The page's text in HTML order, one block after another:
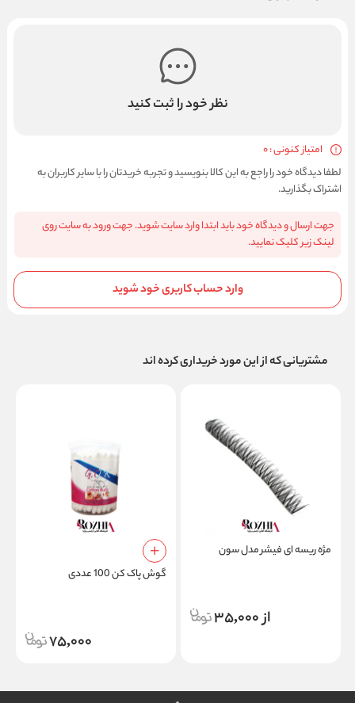
نظر خود را ثبت کنید
امتیاز کنونی : 0
لطفا دیدگاه خود را راجع به این کالا بنویسید و تجربه خریدتان را با سایر کاربران به
اشتراک بگذارید.
جهت ارسال و دیدگاه خود باید ابتدا وارد سایت شوید. جهت ورود به سایت روی
لینک زیر کلیک نمایید.
وارد حساب کاربری خود شوید
مشتریانی که از این مورد خریداری کرده اند
مژه ریسه ای فیشر مدل سون
از 35,000
گوش پاک کن 100 عددی
75,000